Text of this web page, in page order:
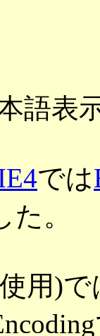
語表
では
。
用)で